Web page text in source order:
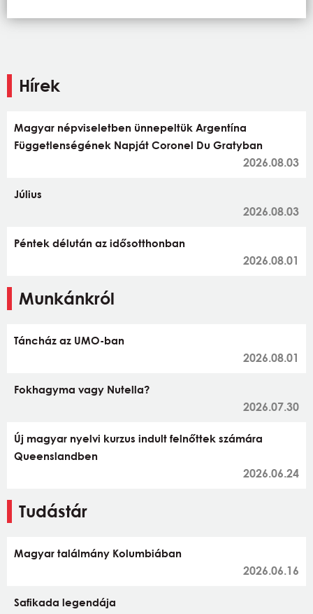
Hírek
Magyar népviseletben ünnepeltük Argentína
Függetlenségének Napját Coronel Du Gratyban
2026.08.03
Július
2026.08.03
Péntek délután az idősotthonban
2026.08.01
Munkánkról
Táncház az UMO-ban
2026.08.01
Fokhagyma vagy Nutella?
2026.07.30
Új magyar nyelvi kurzus indult felnőttek számára
Queenslandben
2026.06.24
Tudástár
Magyar találmány Kolumbiában
2026.06.16
Safikada legendája